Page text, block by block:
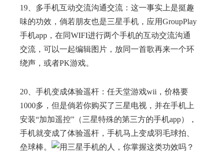
19、多手机互动交流沟通交流：这一事实上是挺趣
味的功效，倘若朋友也是三星手机，应用GroupPlay
手机app，在同WIFI进行两个手机的互动交流沟通
交流，可以一起编辑图片，放同一首歌再来一个环
绕声，或者PK游戏。
20、手机变成体验遥杆：任天堂游戏wii，价格要
1000多，但是倘若你购买了三星电视，并在手机上
安装“加加遥控”（三星特殊的第三方的手机app），
手机就变成了体验遥杆，手机马上变成羽毛球拍、
垒球棒。